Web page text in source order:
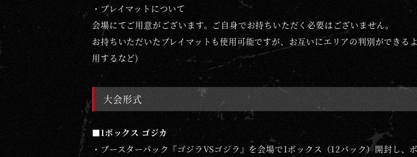
・プレイマットについて
会場にてご用意がございます。ご自身でお持ちいただく必要はございません。
お持ちいただいたプレイマットも使用可能ですが、お互いにエリアの判別ができる
用するなど)
大会形式
■1ボックス ゴジカ
・ブースターパック『ゴジラVSゴジラ』を会場で1ボックス（12パック）開封し、